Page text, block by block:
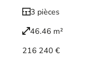
3 pièces
46.46 m²
216 240 €